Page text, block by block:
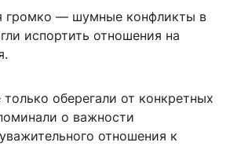
громко — шумные конфликты в
испортить отношения на
оберегали от конкретных
о важности
отношения к